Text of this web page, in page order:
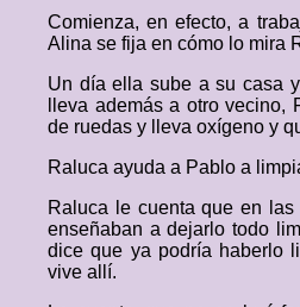
Comienza, en efecto, a
Alina se fija en cómo lo mira
Un día ella sube a su casa
lleva además a otro vecino,
de ruedas y lleva oxígeno y
Raluca ayuda a Pablo a
Raluca le cuenta que en
enseñaban a dejarlo todo
dice que ya podría haberlo
vive allí.